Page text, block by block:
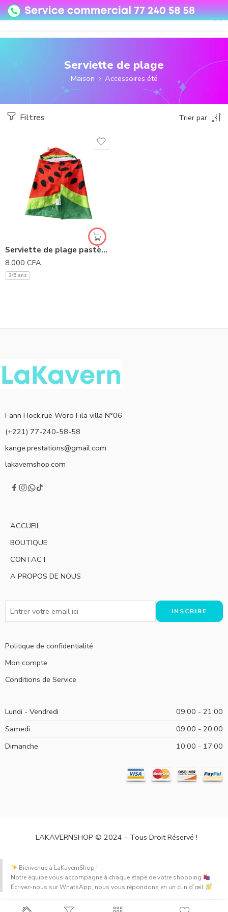
08o35epzeyex8vmjn04i2j4algz26o
Serviette de plage
Maison Accessoires été
Filtres Trier par
Serviette de plage pastèque
8.000 CFA
3/5 ans
Fann Hock,rue Woro Fila villa N°06
(+221) 77-240-58-58
kange.prestations@gmail.com
lakavernshop.com
ACCUEIL
BOUTIQUE
CONTACT
A PROPOS DE NOUS
Politique de confidentialité
Mon compte
Conditions de Service
Lundi - Vendredi
09:00 - 21:00
Samedi
09:00 - 20:00
Dimanche
10:00 - 17:00
LAKAVERNSHOP © 2024 – Tous Droit Réservé !
Bienvenue à LaKavernShop !
Notre équipe vous accompagne à chaque étape de votre shopping
Écrivez-nous sur WhatsApp, nous vous répondons en un clin d’œil